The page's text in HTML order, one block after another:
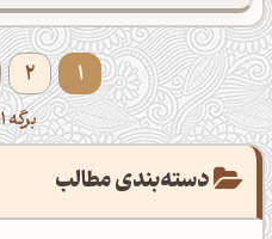
1
2
برگه 1 از 3
دسته‌بندی مطالب